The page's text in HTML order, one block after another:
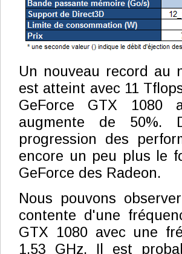
Un nouveau record au
est atteint avec 11
GeForce GTX 1080
augmente de 50%.
progression des
encore un peu plus le
GeForce des Radeon.
Nous pouvons
contente d'une
GTX 1080 avec une
1.53 GHz. Il est